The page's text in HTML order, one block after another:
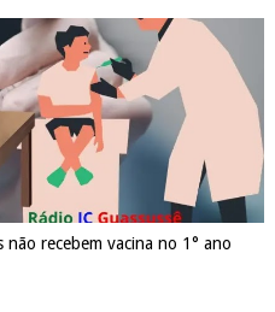
não recebem vacina no 1° ano